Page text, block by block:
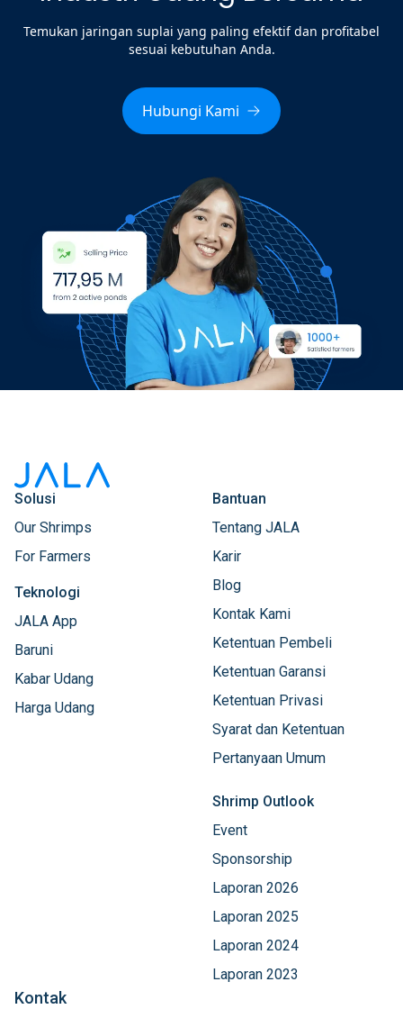
Temukan jaringan suplai yang paling efektif dan profitabel
sesuai kebutuhan Anda.
Hubungi Kami
Solusi
Our Shrimps
For Farmers
Teknologi
JALA App
Baruni
Kabar Udang
Harga Udang
Bantuan
Tentang JALA
Karir
Blog
Kontak Kami
Ketentuan Pembeli
Ketentuan Garansi
Ketentuan Privasi
Syarat dan Ketentuan
Pertanyaan Umum
Shrimp Outlook
Event
Sponsorship
Laporan 2026
Laporan 2025
Laporan 2024
Laporan 2023
Kontak